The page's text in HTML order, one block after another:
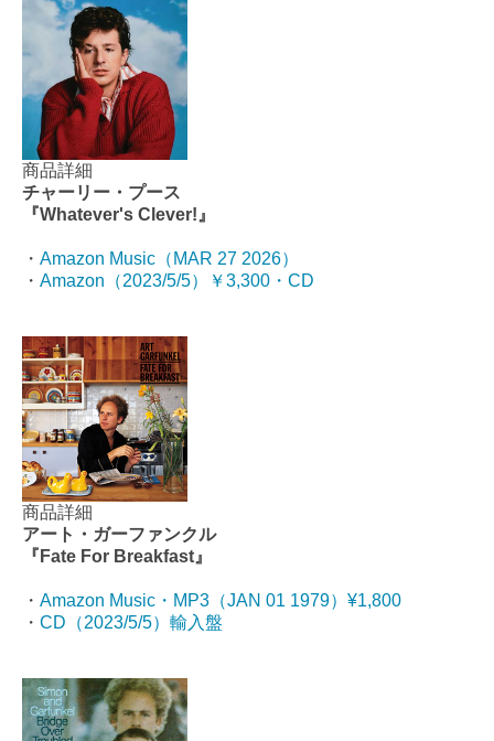
商品詳細
チャーリー・プース
『Whatever's Clever!』
・ Amazon Music（MAR 27 2026）
・ Amazon（2023/5/5）￥3,300・CD
商品詳細
アート・ガーファンクル
『Fate For Breakfast』
・ Amazon Music・MP3（JAN 01 1979）¥1,800
・ CD（2023/5/5）輸入盤